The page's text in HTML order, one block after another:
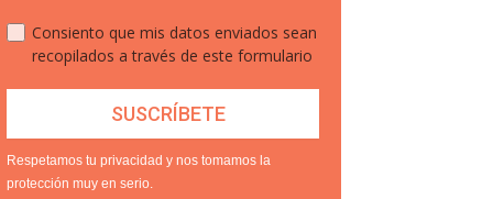
Consiento que mis datos enviados sean
recopilados a través de este formulario
Respetamos tu privacidad y nos tomamos la
protección muy en serio.